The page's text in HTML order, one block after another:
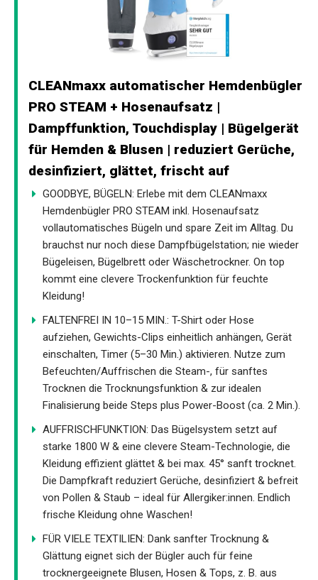
CLEANmaxx automatischer Hemdenbügler
PRO STEAM + Hosenaufsatz |
Dampffunktion, Touchdisplay | Bügelgerät
für Hemden & Blusen | reduziert Gerüche,
desinfiziert, glättet, frischt auf
GOODBYE, BÜGELN: Erlebe mit dem CLEANmaxx
Hemdenbügler PRO STEAM inkl. Hosenaufsatz
vollautomatisches Bügeln und spare Zeit im Alltag. Du
brauchst nur noch diese Dampfbügelstation; nie wieder
Bügeleisen, Bügelbrett oder Wäschetrockner. On top
kommt eine clevere Trockenfunktion für feuchte
Kleidung!
FALTENFREI IN 10–15 MIN.: T-Shirt oder Hose
aufziehen, Gewichts-Clips einheitlich anhängen, Gerät
einschalten, Timer (5–30 Min.) aktivieren. Nutze zum
Befeuchten/Auffrischen die Steam-, für sanftes
Trocknen die Trocknungsfunktion & zur idealen
Finalisierung beide Steps plus Power-Boost (ca. 2 Min.).
AUFFRISCHFUNKTION: Das Bügelsystem setzt auf
starke 1800 W & eine clevere Steam-Technologie, die
Kleidung effizient glättet & bei max. 45° sanft trocknet.
Die Dampfkraft reduziert Gerüche, desinfiziert & befreit
von Pollen & Staub – ideal für Allergiker:innen. Endlich
frische Kleidung ohne Waschen!
FÜR VIELE TEXTILIEN: Dank sanfter Trocknung &
Glättung eignet sich der Bügler auch für feine
trocknergeeignete Blusen, Hosen & Tops, z. B. aus